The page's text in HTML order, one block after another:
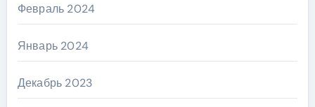
Февраль 2024
Январь 2024
Декабрь 2023